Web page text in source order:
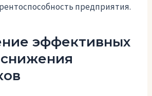
предприятия.
эффективных